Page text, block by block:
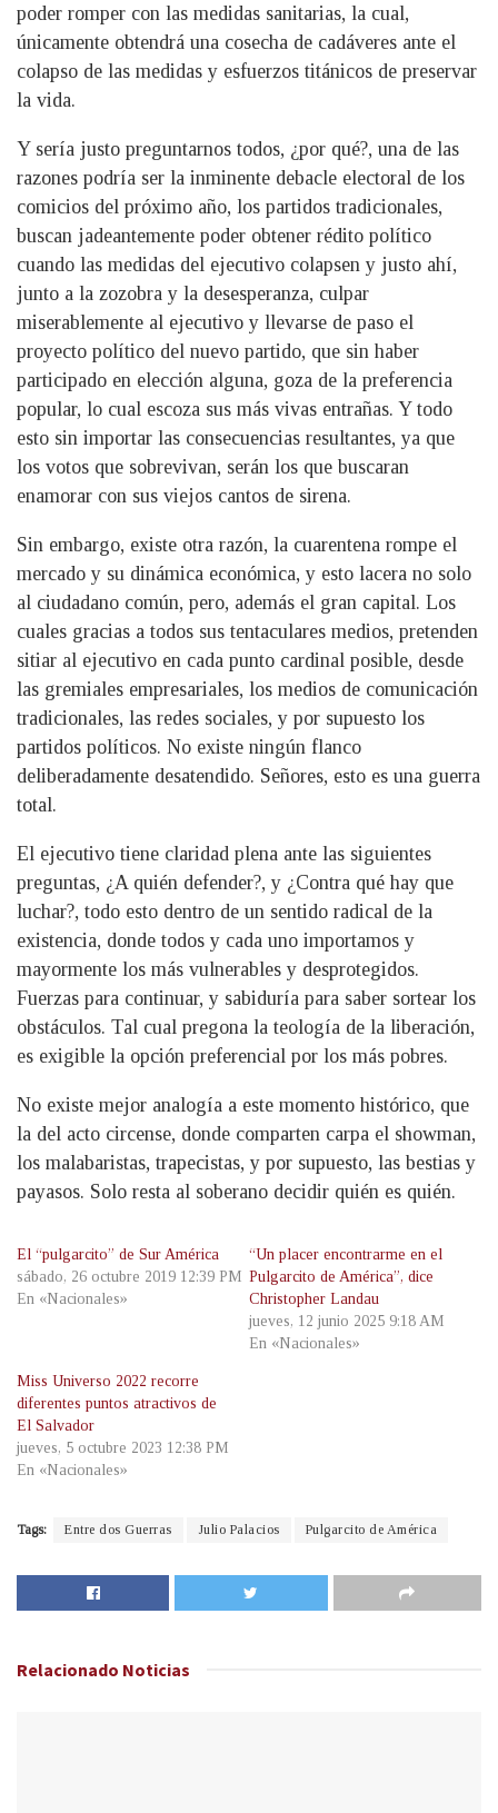
poder romper con las medidas sanitarias, la cual,
únicamente obtendrá una cosecha de cadáveres ante el
colapso de las medidas y esfuerzos titánicos de preservar
la vida.
Y sería justo preguntarnos todos, ¿por qué?, una de las
razones podría ser la inminente debacle electoral de los
comicios del próximo año, los partidos tradicionales,
buscan jadeantemente poder obtener rédito político
cuando las medidas del ejecutivo colapsen y justo ahí,
junto a la zozobra y la desesperanza, culpar
miserablemente al ejecutivo y llevarse de paso el
proyecto político del nuevo partido, que sin haber
participado en elección alguna, goza de la preferencia
popular, lo cual escoza sus más vivas entrañas. Y todo
esto sin importar las consecuencias resultantes, ya que
los votos que sobrevivan, serán los que buscaran
enamorar con sus viejos cantos de sirena.
Sin embargo, existe otra razón, la cuarentena rompe el
mercado y su dinámica económica, y esto lacera no solo
al ciudadano común, pero, además el gran capital. Los
cuales gracias a todos sus tentaculares medios, pretenden
sitiar al ejecutivo en cada punto cardinal posible, desde
las gremiales empresariales, los medios de comunicación
tradicionales, las redes sociales, y por supuesto los
partidos políticos. No existe ningún flanco
deliberadamente desatendido. Señores, esto es una guerra
total.
El ejecutivo tiene claridad plena ante las siguientes
preguntas, ¿A quién defender?, y ¿Contra qué hay que
luchar?, todo esto dentro de un sentido radical de la
existencia, donde todos y cada uno importamos y
mayormente los más vulnerables y desprotegidos.
Fuerzas para continuar, y sabiduría para saber sortear los
obstáculos. Tal cual pregona la teología de la liberación,
es exigible la opción preferencial por los más pobres.
No existe mejor analogía a este momento histórico, que
la del acto circense, donde comparten carpa el showman,
los malabaristas, trapecistas, y por supuesto, las bestias y
payasos. Solo resta al soberano decidir quién es quién.
El “pulgarcito” de Sur América
sábado, 26 octubre 2019 12:39 PM
En «Nacionales»
“Un placer encontrarme en el
Pulgarcito de América”, dice
Christopher Landau
jueves, 12 junio 2025 9:18 AM
En «Nacionales»
Miss Universo 2022 recorre
diferentes puntos atractivos de
El Salvador
jueves, 5 octubre 2023 12:38 PM
En «Nacionales»
Tags: Entre dos Guerras Julio Palacios Pulgarcito de América
Relacionado Noticias